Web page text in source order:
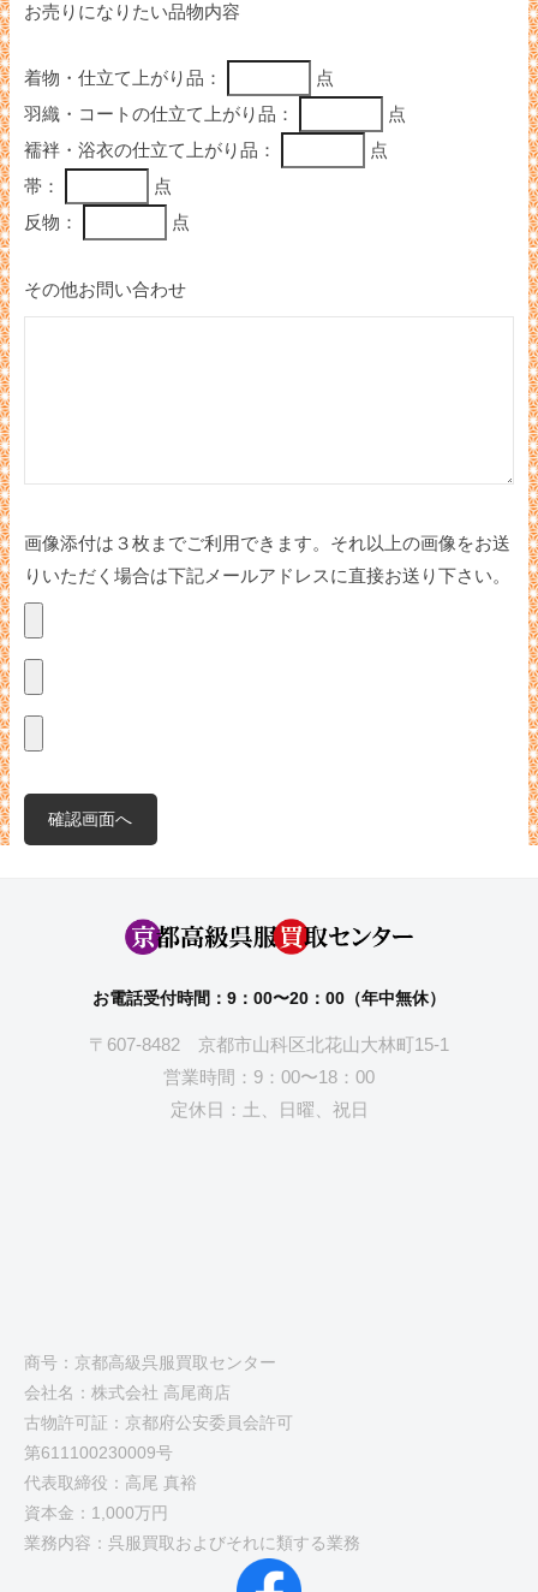
お売りになりたい品物内容
着物・仕立て上がり品：
点
羽織・コートの仕立て上がり品：
点
襦袢・浴衣の仕立て上がり品：
点
帯：
点
反物：
点
その他お問い合わせ
画像添付は３枚までご利用できます。それ以上の画像をお送
りいただく場合は下記メールアドレスに直接お送り下さい。
お電話受付時間：9：00〜20：00（年中無休）
〒607-8482 京都市山科区北花山大林町15-1
営業時間：9：00〜18：00
定休日：土、日曜、祝日
商号：京都高級呉服買取センター
会社名：株式会社 高尾商店
古物許可証：京都府公安委員会許可
第611100230009号
代表取締役：高尾 真裕
資本金：1,000万円
業務内容：呉服買取およびそれに類する業務